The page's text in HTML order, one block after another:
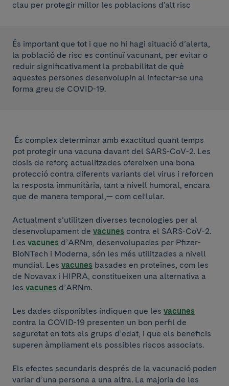
clau per protegir millor les poblacions d'alt risc
És important que tot i que no hi hagi situació d’alerta,
la població de risc es continuï vacunant, per evitar o
reduir significativament la probabilitat de què
aquestes persones desenvolupin al infectar-se una
forma greu de COVID-19.
És complex determinar amb exactitud quant temps
pot protegir una vacuna davant del SARS-CoV-2. Les
dosis de reforç actualitzades ofereixen una bona
protecció contra diferents variants del virus i reforcen
la resposta immunitària, tant a nivell humoral, encara
que de manera temporal,— com cel·lular.
Actualment s’utilitzen diverses tecnologies per al
desenvolupament de vacunes contra el SARS-CoV-2.
Les vacunes d’ARNm, desenvolupades per Pfizer-
BioNTech i Moderna, són les més utilitzades a nivell
mundial. Les vacunes basades en proteïnes, com les
de Novavax i HIPRA, constitueixen una alternativa a
les vacunes d’ARNm.
Les dades disponibles indiquen que les vacunes
contra la COVID-19 presenten un bon perfil de
seguretat en tots els grups d’edat, i que els beneficis
superen àmpliament els possibles riscos associats.
Els efectes secundaris després de la vacunació poden
variar d’una persona a una altra. La majoria de les